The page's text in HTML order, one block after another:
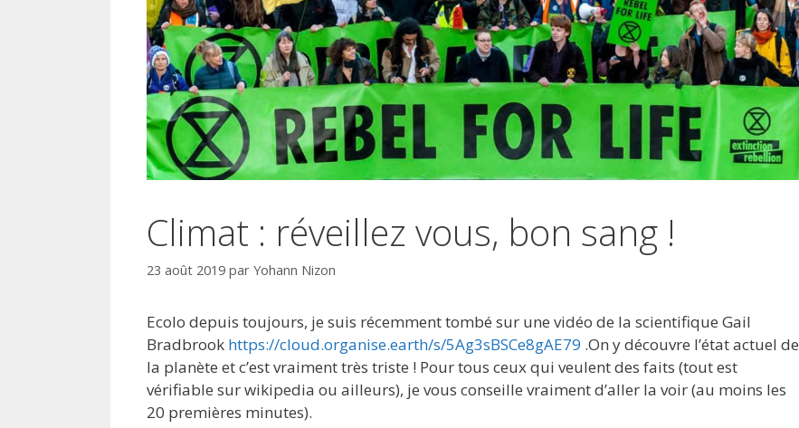
Climat : réveillez vous, bon sang !
23 août 2019 par Yohann Nizon
Ecolo depuis toujours, je suis récemment tombé sur une vidéo de la scientifique Gail
Bradbrook https://cloud.organise.earth/s/5Ag3sBSCe8gAE79 .On y découvre l’état actuel de
la planète et c’est vraiment très triste ! Pour tous ceux qui veulent des faits (tout est
vérifiable sur wikipedia ou ailleurs), je vous conseille vraiment d’aller la voir (au moins les
20 premières minutes).